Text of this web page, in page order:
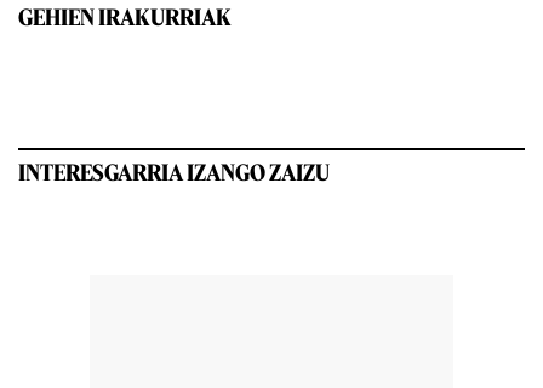
GEHIEN IRAKURRIAK
INTERESGARRIA IZANGO ZAIZU